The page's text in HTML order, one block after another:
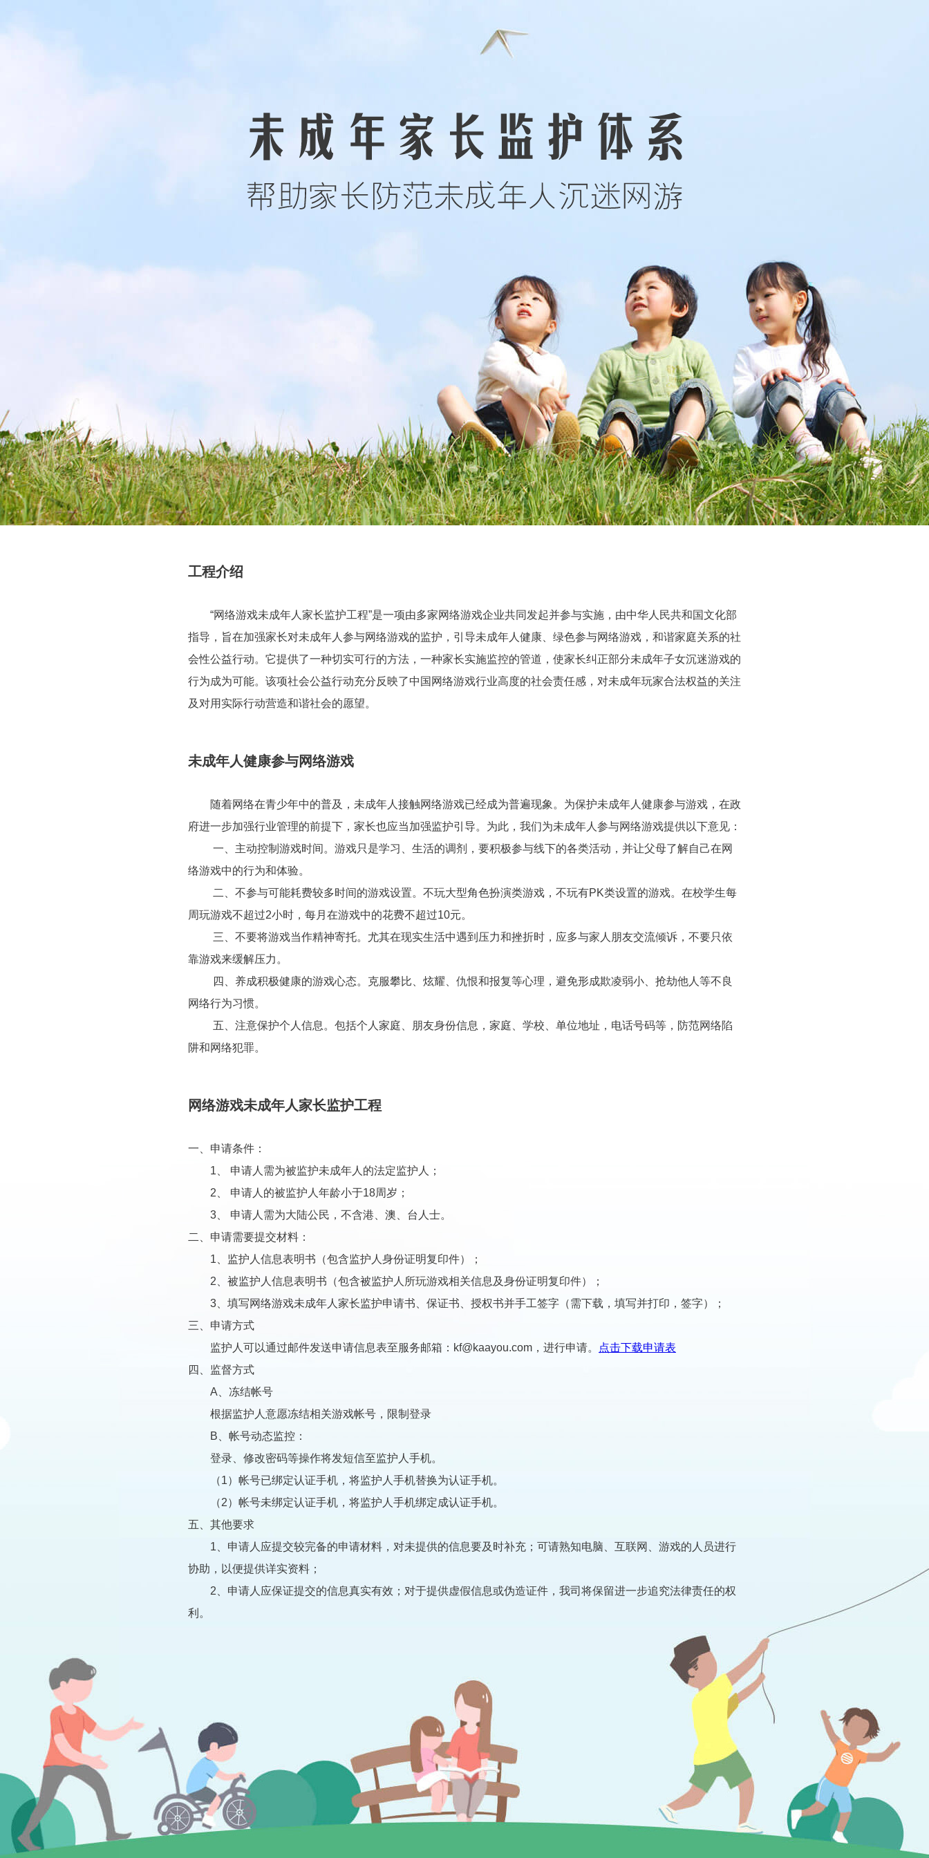
工程介绍
“网络游戏未成年人家长监护工程”是一项由多家网络游戏企业共同发起并参与实施，由中华人民共和国文化部
指导，旨在加强家长对未成年人参与网络游戏的监护，引导未成年人健康、绿色参与网络游戏，和谐家庭关系的社
会性公益行动。它提供了一种切实可行的方法，一种家长实施监控的管道，使家长纠正部分未成年子女沉迷游戏的
行为成为可能。该项社会公益行动充分反映了中国网络游戏行业高度的社会责任感，对未成年玩家合法权益的关注
及对用实际行动营造和谐社会的愿望。
未成年人健康参与网络游戏
随着网络在青少年中的普及，未成年人接触网络游戏已经成为普遍现象。为保护未成年人健康参与游戏，在政
府进一步加强行业管理的前提下，家长也应当加强监护引导。为此，我们为未成年人参与网络游戏提供以下意见：
一、主动控制游戏时间。游戏只是学习、生活的调剂，要积极参与线下的各类活动，并让父母了解自己在网
络游戏中的行为和体验。
二、不参与可能耗费较多时间的游戏设置。不玩大型角色扮演类游戏，不玩有PK类设置的游戏。在校学生每
周玩游戏不超过2小时，每月在游戏中的花费不超过10元。
三、不要将游戏当作精神寄托。尤其在现实生活中遇到压力和挫折时，应多与家人朋友交流倾诉，不要只依
靠游戏来缓解压力。
四、养成积极健康的游戏心态。克服攀比、炫耀、仇恨和报复等心理，避免形成欺凌弱小、抢劫他人等不良
网络行为习惯。
五、注意保护个人信息。包括个人家庭、朋友身份信息，家庭、学校、单位地址，电话号码等，防范网络陷
阱和网络犯罪。
网络游戏未成年人家长监护工程
一、申请条件：
1、 申请人需为被监护未成年人的法定监护人；
2、 申请人的被监护人年龄小于18周岁；
3、 申请人需为大陆公民，不含港、澳、台人士。
二、申请需要提交材料：
1、监护人信息表明书（包含监护人身份证明复印件）；
2、被监护人信息表明书（包含被监护人所玩游戏相关信息及身份证明复印件）；
3、填写网络游戏未成年人家长监护申请书、保证书、授权书并手工签字（需下载，填写并打印，签字）；
三、申请方式
监护人可以通过邮件发送申请信息表至服务邮箱：kf@kaayou.com，进行申请。
点击下载申请表
四、监督方式
A、冻结帐号
根据监护人意愿冻结相关游戏帐号，限制登录
B、帐号动态监控：
登录、修改密码等操作将发短信至监护人手机。
（1）帐号已绑定认证手机，将监护人手机替换为认证手机。
（2）帐号未绑定认证手机，将监护人手机绑定成认证手机。
五、其他要求
1、申请人应提交较完备的申请材料，对未提供的信息要及时补充；可请熟知电脑、互联网、游戏的人员进行
协助，以便提供详实资料；
2、申请人应保证提交的信息真实有效；对于提供虚假信息或伪造证件，我司将保留进一步追究法律责任的权
利。